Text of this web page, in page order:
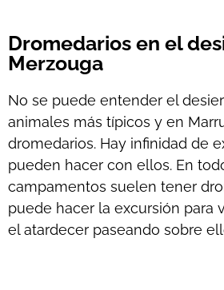
Dromedarios en el
Merzouga
No se puede entender el
animales más típicos y en
dromedarios. Hay infinidad de
pueden hacer con ellos. En
campamentos suelen tener
puede hacer la excursión para
el atardecer paseando sobre